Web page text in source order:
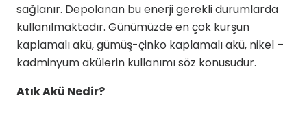
sağlanır. Depolanan bu enerji gerekli durumlarda
kullanılmaktadır. Günümüzde en çok kurşun
kaplamalı akü, gümüş-çinko kaplamalı akü, nikel –
kadminyum akülerin kullanımı söz konusudur.
Atık Akü Nedir?